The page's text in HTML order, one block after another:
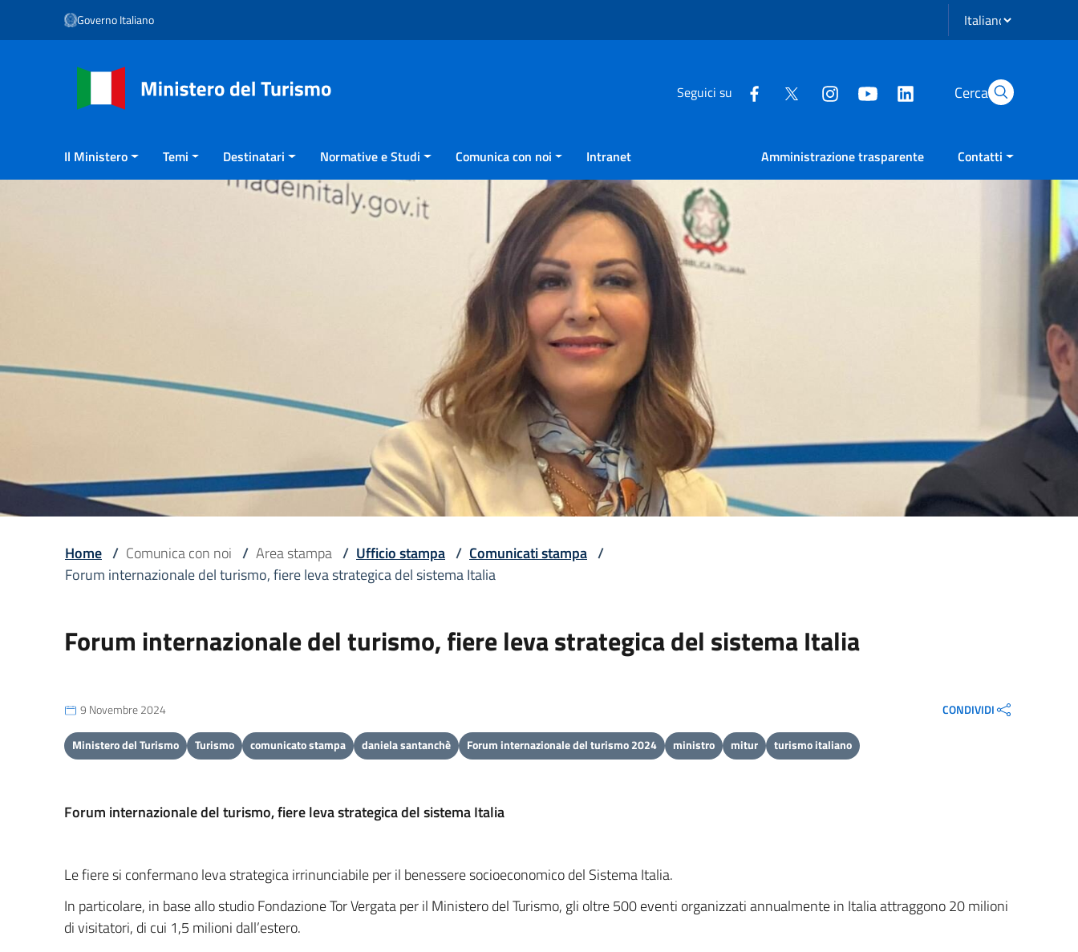
Vai ai contenuti
Vai al menu di navigazione
Governo Italiano Seleziona lingua
Seguici su Cerca
Il Ministero Temi Destinatari Normative e Studi Comunica con noi Intranet Amministrazione trasparente Contatti
Home / Comunica con noi / Area stampa / Ufficio stampa / Comunicati stampa /
Forum internazionale del turismo, fiere leva strategica del sistema Italia
Forum internazionale del turismo, fiere leva strategica del sistema Italia
9 Novembre 2024 CONDIVIDI
Ministero del Turismo Turismo comunicato stampa daniela santanchè Forum internazionale del turismo 2024 ministro mitur turismo italiano
Forum internazionale del turismo, fiere leva strategica del sistema Italia
Le fiere si confermano leva strategica irrinunciabile per il benessere socioeconomico del Sistema Italia.
In particolare, in base allo studio Fondazione Tor Vergata per il Ministero del Turismo, gli oltre 500 eventi organizzati annualmente in Italia attraggono 20 milioni
di visitatori, di cui 1,5 milioni dall’estero.